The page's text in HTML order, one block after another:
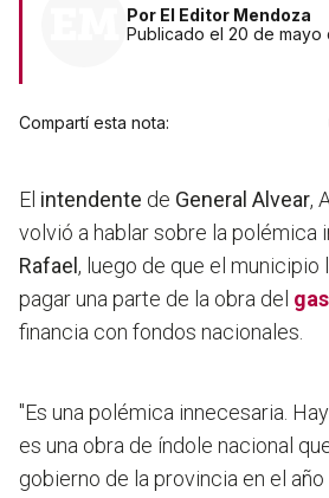
Por El Editor Mendoza
Publicado el 20 de mayo
Compartí esta nota:
El intendente de General Alvear,
volvió a hablar sobre la polémica
Rafael , luego de que el municipio
pagar una parte de la obra del
financia con fondos nacionales.
"Es una polémica innecesaria.
es una obra de índole nacional
gobierno de la provincia en el